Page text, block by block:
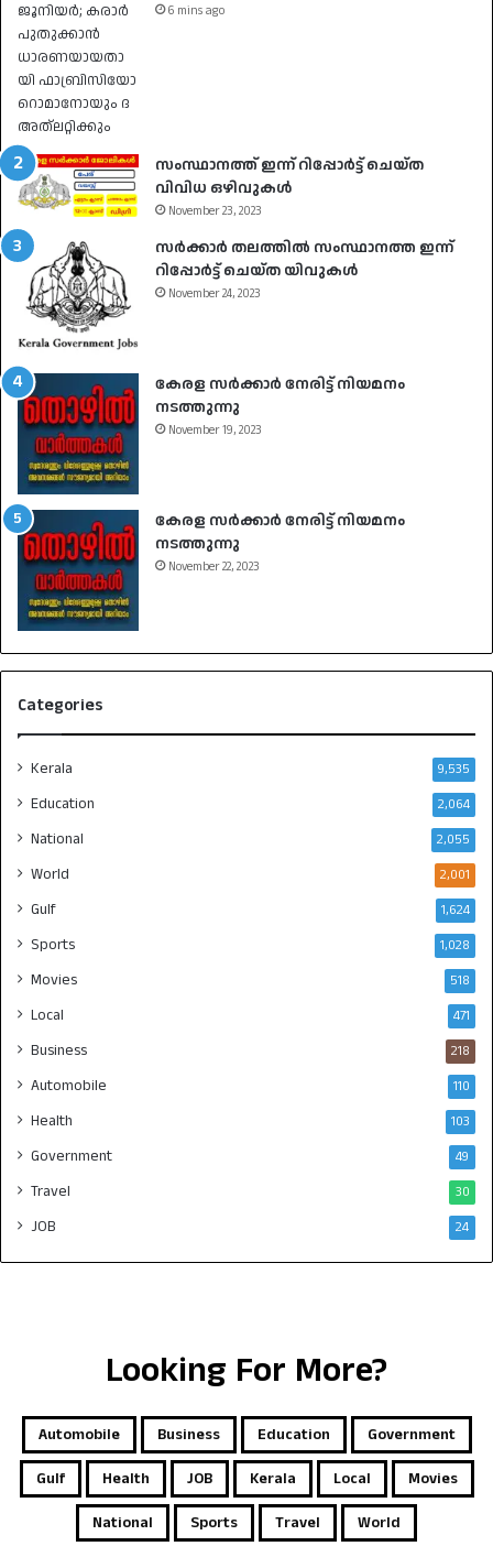
6 mins ago
സംസ്ഥാനത്ത് ഇന്ന് റിപ്പോർട്ട് ചെയ്ത
വിവിധ ഒഴിവുകൾ
November 23, 2023
സർക്കാർ തലത്തിൽ സംസ്ഥാനത്ത ഇന്ന്
റിപ്പോർട്ട് ചെയ്ത യിവുകൾ
November 24, 2023
കേരള സർക്കാർ നേരിട്ട് നിയമനം
നടത്തുന്നു
November 19, 2023
കേരള സർക്കാർ നേരിട്ട് നിയമനം
നടത്തുന്നു
November 22, 2023
Categories
Kerala 9,535
Education 2,064
National 2,055
World 2,001
Gulf 1,624
Sports 1,028
Movies 518
Local 471
Business 218
Automobile 110
Health 103
Government 49
Travel 30
JOB 24
Looking For More?
Automobile Business Education
Government
Gulf
Health JOB Kerala Local
Movies
National
Sports Travel World